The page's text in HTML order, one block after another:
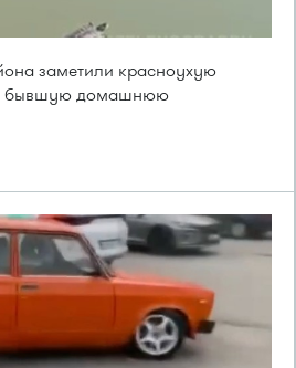
заметили красноухую
бывшую домашнюю